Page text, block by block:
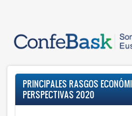
principal
PRINCIPALES RASGOS
PERSPECTIVAS 2020